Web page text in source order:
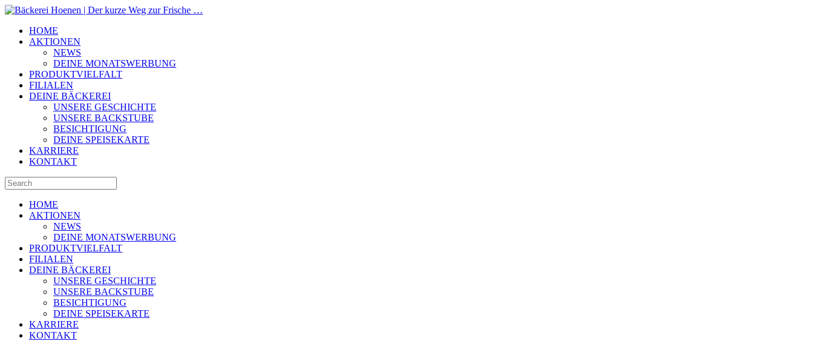
HOME
AKTIONEN
NEWS
DEINE MONATSWERBUNG
PRODUKTVIELFALT
FILIALEN
DEINE BÄCKEREI
UNSERE GESCHICHTE
UNSERE BACKSTUBE
BESICHTIGUNG
DEINE SPEISEKARTE
KARRIERE
KONTAKT
HOME
AKTIONEN
NEWS
DEINE MONATSWERBUNG
PRODUKTVIELFALT
FILIALEN
DEINE BÄCKEREI
UNSERE GESCHICHTE
UNSERE BACKSTUBE
BESICHTIGUNG
DEINE SPEISEKARTE
KARRIERE
KONTAKT